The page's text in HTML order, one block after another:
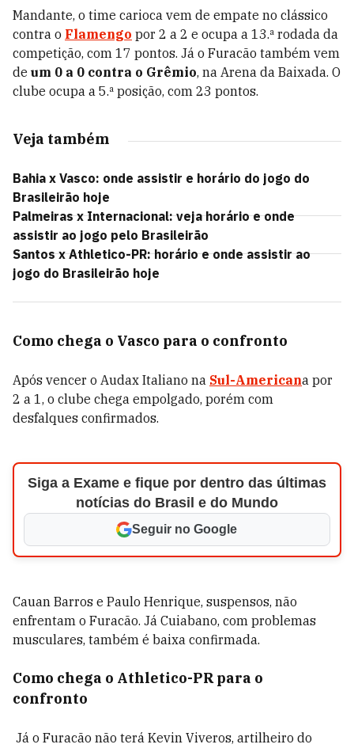
Mandante, o time carioca vem de empate no clássico
contra o Flamengo por 2 a 2 e ocupa a 13.ª rodada da
competição, com 17 pontos. Já o Furacão também vem
de um 0 a 0 contra o Grêmio, na Arena da Baixada. O
clube ocupa a 5.ª posição, com 23 pontos.
Veja também
Bahia x Vasco: onde assistir e horário do jogo do
Brasileirão hoje
Palmeiras x Internacional: veja horário e onde
assistir ao jogo pelo Brasileirão
Santos x Athletico-PR: horário e onde assistir ao
jogo do Brasileirão hoje
Como chega o Vasco para o confronto
Após vencer o Audax Italiano na Sul-Americana por
2 a 1, o clube chega empolgado, porém com
desfalques confirmados.
Siga a Exame e fique por dentro das últimas
notícias do Brasil e do Mundo
Seguir no Google
Cauan Barros e Paulo Henrique, suspensos, não
enfrentam o Furacão. Já Cuiabano, com problemas
musculares, também é baixa confirmada.
Como chega o Athletico-PR para o
confronto
Já o Furacão não terá Kevin Viveros, artilheiro do